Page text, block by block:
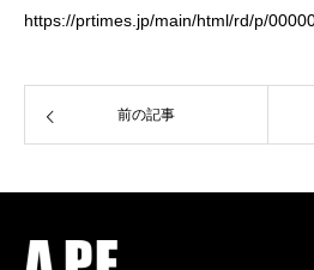
https://prtimes.jp/main/html/rd/p/
前の記事